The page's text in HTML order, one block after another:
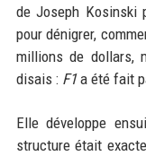
de Joseph
pour dénigrer,
millions de dollars,
disais : F1a été fait
Elle développe
structure était